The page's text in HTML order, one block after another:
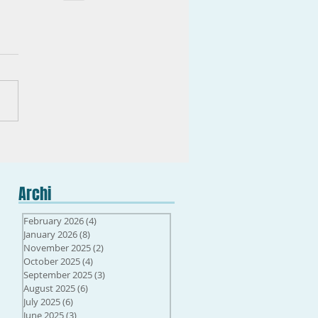
Archi
February 2026(4)
January 2026(8)
November 2025(2)
October 2025(4)
September 2025(3)
August 2025(6)
July 2025(6)
June 2025(3)